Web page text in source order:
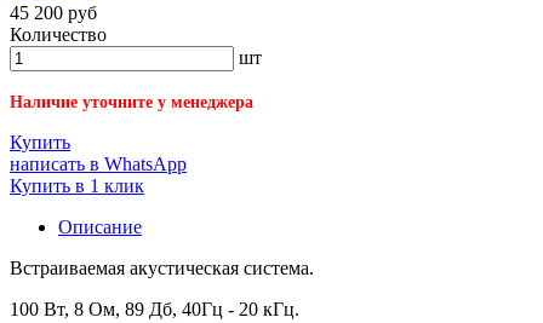
45 200 руб
Количество
шт
Наличие уточните у менеджера
Купить
написать в WhatsApp
Купить в 1 клик
Описание
Встраиваемая акустическая система.
100 Вт, 8 Ом, 89 Дб, 40Гц - 20 кГц.